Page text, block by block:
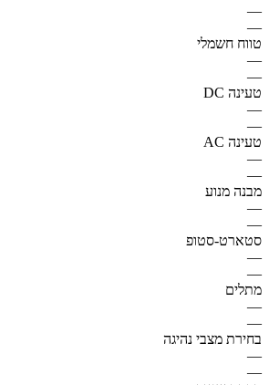
—
—
טווח חשמלי
—
—
טעינה DC
—
—
טעינה AC
—
—
מבנה מנוע
—
—
סטארט-סטופ
—
—
מתלים
—
—
בחירת מצבי נהיגה
—
—